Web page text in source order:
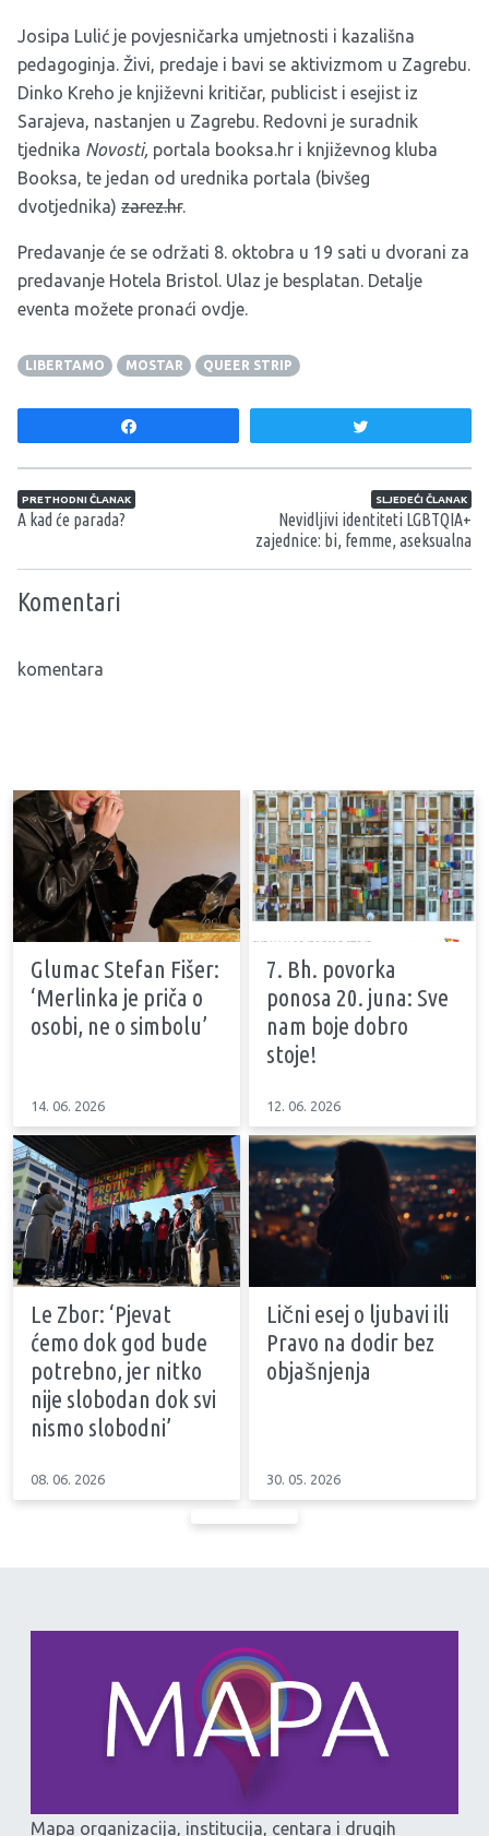
Josipa Lulić je povjesničarka umjetnosti i kazališna
pedagoginja. Živi, predaje i bavi se aktivizmom u Zagrebu.
Dinko Kreho je književni kritičar, publicist i esejist iz
Sarajeva, nastanjen u Zagrebu. Redovni je suradnik
tjednika Novosti, portala booksa.hr i književnog kluba
Booksa, te jedan od urednika portala (bivšeg
dvotjednika) zarez.hr.
Predavanje će se održati 8. oktobra u 19 sati u dvorani za
predavanje Hotela Bristol. Ulaz je besplatan. Detalje
eventa možete pronaći ovdje.
LIBERTAMO MOSTAR QUEER STRIP
Navigacija članaka
PRETHODNI ČLANAK
A kad će parada?
SLJEDEĆI ČLANAK
Nevidljivi identiteti LGBTQIA+
zajednice: bi, femme, aseksualna
Komentari
komentara
Glumac Stefan Fišer:
‘Merlinka je priča o
osobi, ne o simbolu’
14. 06. 2026
7. Bh. povorka
ponosa 20. juna: Sve
nam boje dobro
stoje!
12. 06. 2026
Le Zbor: ‘Pjevat
ćemo dok god bude
potrebno, jer nitko
nije slobodan dok svi
nismo slobodni’
08. 06. 2026
Lični esej o ljubavi ili
Pravo na dodir bez
objašnjenja
30. 05. 2026
Mapa organizacija, institucija, centara i drugih